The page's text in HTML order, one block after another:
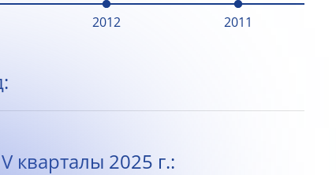
2012 2011
кварталы 2025 г.: